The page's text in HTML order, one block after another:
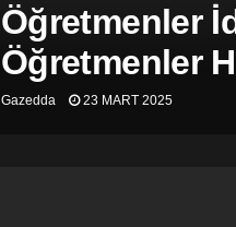
Öğretmenler
Öğretmenler
Gazedda 23 MART 2025